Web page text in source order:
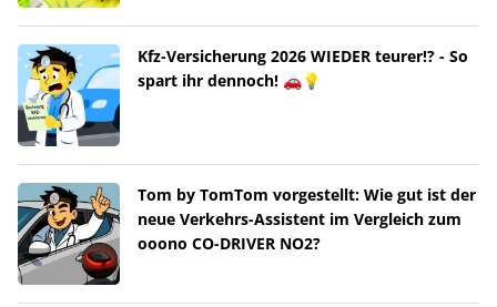
Kfz-Versicherung 2026 WIEDER teurer!? - So
spart ihr dennoch! 🚗💡
Tom by TomTom vorgestellt: Wie gut ist der
neue Verkehrs-Assistent im Vergleich zum
ooono CO-DRIVER NO2?